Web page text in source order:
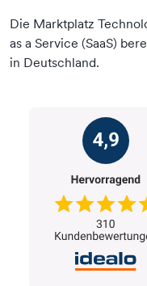
Die Marktplatz
as a Service (SaaS)
in Deutschland.